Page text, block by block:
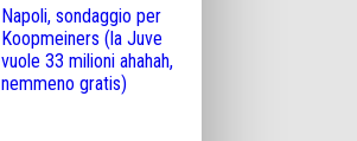
Napoli, sondaggio per
Koopmeiners (la Juve
vuole 33 milioni ahahah,
nemmeno gratis)